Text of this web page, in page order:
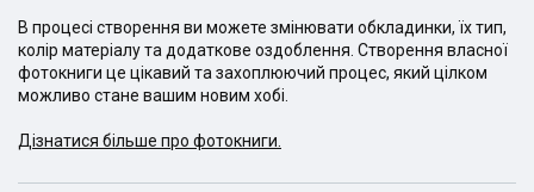
В процесі створення ви можете змінювати обкладинки, їх тип,
колір матеріалу та додаткове оздоблення. Створення власної
фотокниги це цікавий та захоплюючий процес, який цілком
можливо стане вашим новим хобі.
Дізнатися більше про фотокниги.